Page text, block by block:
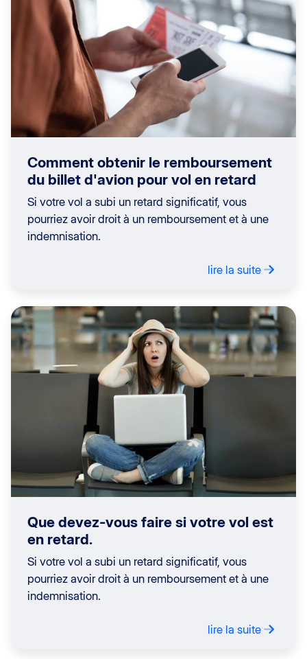
Comment obtenir le remboursement
du billet d'avion pour vol en retard
Si votre vol a subi un retard significatif, vous
pourriez avoir droit à un remboursement et à une
indemnisation.
lire la suite
Que devez-vous faire si votre vol est
en retard.
Si votre vol a subi un retard significatif, vous
pourriez avoir droit à un remboursement et à une
indemnisation.
lire la suite